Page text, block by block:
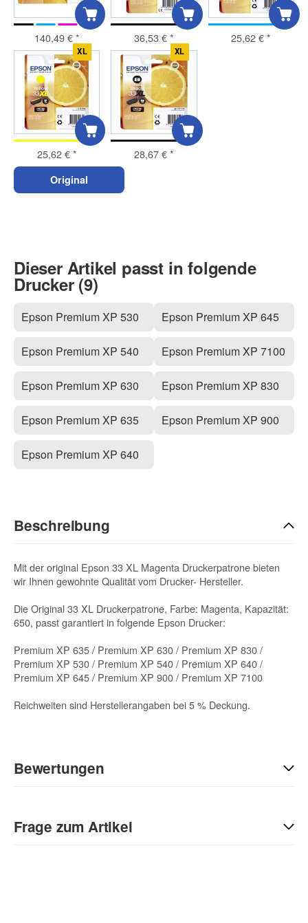
140,49 €* 36,53 €* 25,62 €*
XL
25,62 €*
XL
28,67 €*
Original
Dieser Artikel passt in folgende
Drucker (9)
Epson Premium XP 530
Epson Premium XP 540
Epson Premium XP 630
Epson Premium XP 635
Epson Premium XP 640
Epson Premium XP 645
Epson Premium XP 7100
Epson Premium XP 830
Epson Premium XP 900
Beschreibung
Mit der original Epson 33 XL Magenta Druckerpatrone bieten
wir Ihnen gewohnte Qualität vom Drucker- Hersteller.
Die Original 33 XL Druckerpatrone, Farbe: Magenta, Kapazität:
650, passt garantiert in folgende Epson Drucker:
Premium XP 635 / Premium XP 630 / Premium XP 830 /
Premium XP 530 / Premium XP 540 / Premium XP 640 /
Premium XP 645 / Premium XP 900 / Premium XP 7100
Reichweiten sind Herstellerangaben bei 5 % Deckung.
Bewertungen
Sie Anderen bei der Kaufentscheidung:
Frage zum Artikel